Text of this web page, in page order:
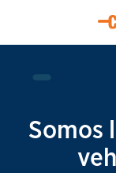
Somos